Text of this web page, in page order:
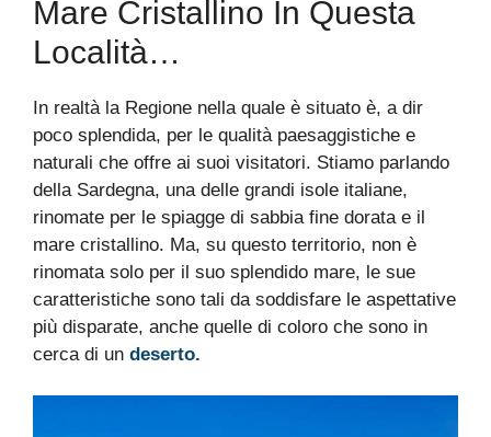
Mare Cristallino In Questa
Località…
In realtà la Regione nella quale è situato è, a dir
poco splendida, per le qualità paesaggistiche e
naturali che offre ai suoi visitatori. Stiamo parlando
della Sardegna, una delle grandi isole italiane,
rinomate per le spiagge di sabbia fine dorata e il
mare cristallino. Ma, su questo territorio, non è
rinomata solo per il suo splendido mare, le sue
caratteristiche sono tali da soddisfare le aspettative
più disparate, anche quelle di coloro che sono in
cerca di un deserto.